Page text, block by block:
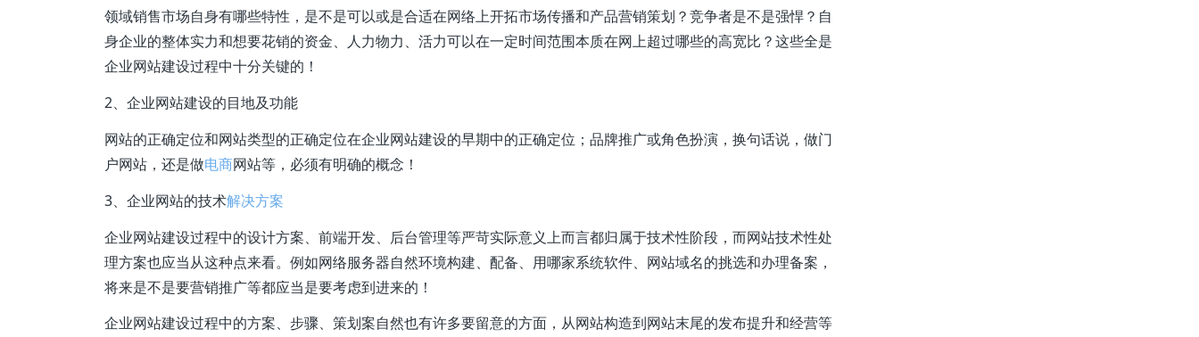
领域销售市场自身有哪些特性，是不是可以或是合适在网络上开拓市场传播和产品营销策划？竞争者是不是强悍？自
身企业的整体实力和想要花销的资金、人力物力、活力可以在一定时间范围本质在网上超过哪些的高宽比？这些全是
企业网站建设过程中十分关键的！
2、企业网站建设的目地及功能
网站的正确定位和网站类型的正确定位在企业网站建设的早期中的正确定位；品牌推广或角色扮演，换句话说，做门
户网站，还是做电商网站等，必须有明确的概念！
3、企业网站的技术解决方案
企业网站建设过程中的设计方案、前端开发、后台管理等严苛实际意义上而言都归属于技术性阶段，而网站技术性处
理方案也应当从这种点来看。例如网络服务器自然环境构建、配备、用哪家系统软件、网站域名的挑选和办理备案，
将来是不是要营销推广等都应当是要考虑到进来的！
企业网站建设过程中的方案、步骤、策划案自然也有许多要留意的方面，从网站构造到网站末尾的发布提升和经营等